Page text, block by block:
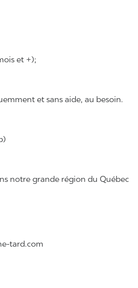
et +);
et sans aide, au besoin.
notre grande région du Québec
tard.com